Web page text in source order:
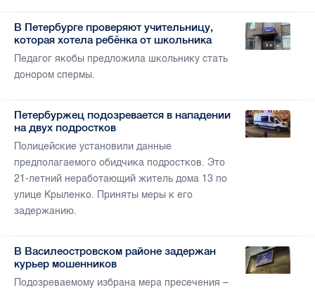
В Петербурге проверяют учительницу,
которая хотела ребёнка от школьника
Педагог якобы предложила школьнику стать
донором спермы.
Петербуржец подозревается в нападении
на двух подростков
Полицейские установили данные
предполагаемого обидчика подростков. Это
21-летний неработающий житель дома 13 по
улице Крыленко. Приняты меры к его
задержанию.
В Василеостровском районе задержан
курьер мошенников
Подозреваемому избрана мера пресечения –